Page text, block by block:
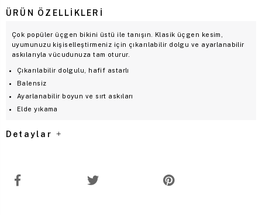
ÜRÜN ÖZELLIKLERI
Çok popüler üçgen bikini üstü ile tanışın. Klasik üçgen kesim,
uyumunuzu kişiselleştirmeniz için çıkarılabilir dolgu ve ayarlanabilir
askılarıyla vücudunuza tam oturur.
Çıkarılabilir dolgulu, hafif astarlı
Balensiz
Ayarlanabilir boyun ve sırt askıları
Elde yıkama
Detaylar